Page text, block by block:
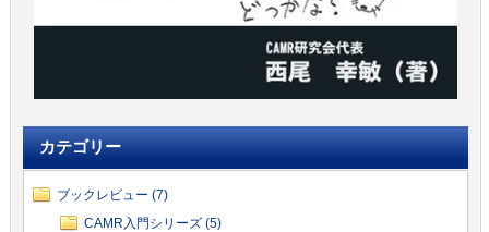
カテゴリー
ブックレビュー (7)
CAMR入門シリーズ (5)